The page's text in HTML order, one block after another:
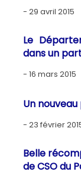
29 avril 2015
Le
dans un
16 mars 2015
Un
23 février
Belle
de CSO du